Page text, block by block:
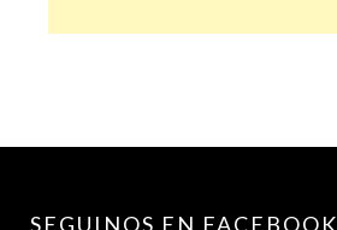
SEGUINOS EN FACEBOOK